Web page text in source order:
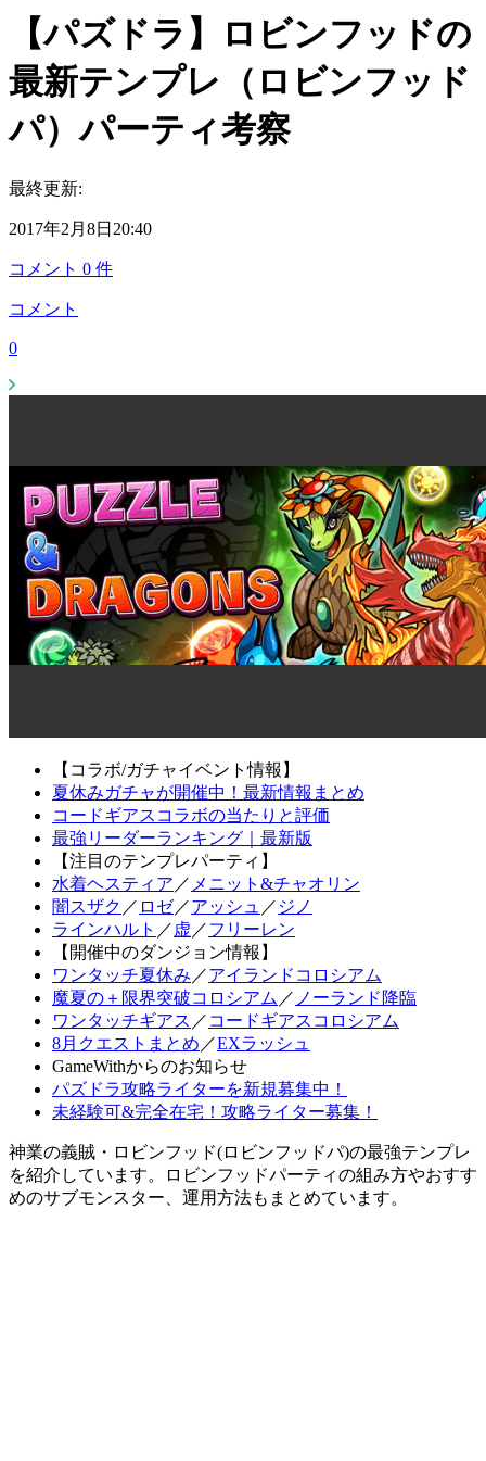
【パズドラ】ロビンフッドの
最新テンプレ（ロビンフッド
パ）パーティ考察
最終更新:
2017年2月8日20:40
コメント 0 件
コメント
0
【コラボ/ガチャイベント情報】
夏休みガチャが開催中！最新情報まとめ
コードギアスコラボの当たりと評価
最強リーダーランキング｜最新版
【注目のテンプレパーティ】
水着ヘスティア ／ メニット&チャオリン
闇スザク ／ ロゼ／アッシュ ／ ジノ
ラインハルト ／ 虚 ／フリーレン
【開催中のダンジョン情報】
ワンタッチ夏休み ／アイランドコロシアム
魔夏の＋限界突破コロシアム ／ ノーランド降臨
ワンタッチギアス ／ コードギアスコロシアム
8月クエストまとめ ／EXラッシュ
GameWithからのお知らせ
パズドラ攻略ライターを新規募集中！
未経験可&完全在宅！攻略ライター募集！
神業の義賊・ロビンフッド(ロビンフッドパ)の最強テンプレ
を紹介しています。ロビンフッドパーティの組み方やおすす
めのサブモンスター、運用方法もまとめています。